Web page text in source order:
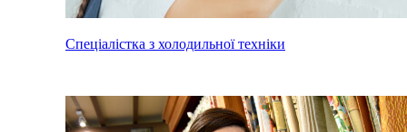
Спеціалістка з холодильної техніки